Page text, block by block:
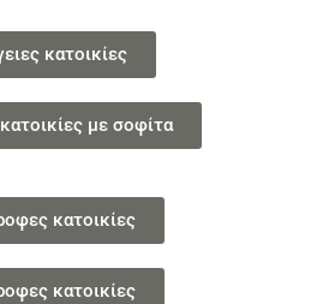
κατοικίες
κατοικίες με σοφίτα
κατοικίες
κατοικίες